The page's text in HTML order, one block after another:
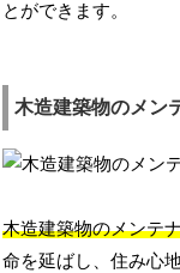
とができます。
木造建築物のメン
木造建築物のメンテ
命を延ばし、住み心